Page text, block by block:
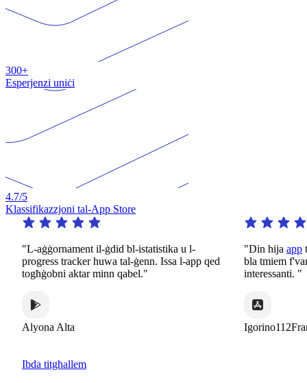
300+
Esperjenzi uniċi
4.7/5
Klassifikazzjoni tal-App Store
"L-aġġornament il-ġdid bl-istatistika u l-
progress tracker huwa tal-ġenn. Issa l-app qed
togħġobni aktar minn qabel."
Alyona Alta
"Din hijaapp
bla tmiem
interessanti. "
Igorino112France
Ibda titgħallem